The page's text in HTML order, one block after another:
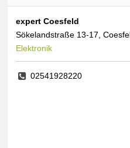
expert Coesfeld
Sökelandstraße 13-17,
Elektronik
02541928220